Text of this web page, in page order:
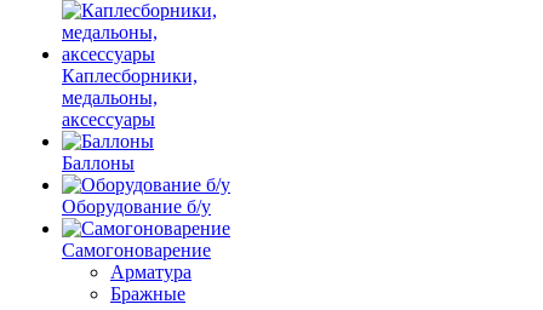
Каплесборники,
медальоны,
аксессуары
Баллоны
Оборудование б/у
Самогоноварение
Арматура
Бражные